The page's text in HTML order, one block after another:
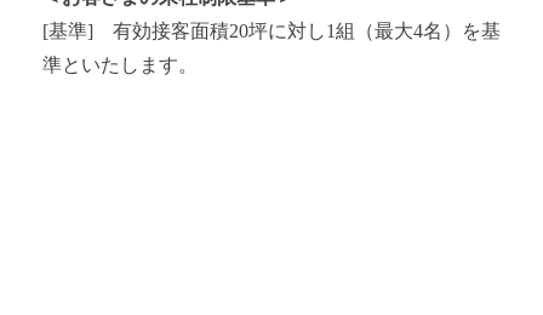
[基準] 有効接客面積20坪に対し1組（最大4名）を基
準といたします。